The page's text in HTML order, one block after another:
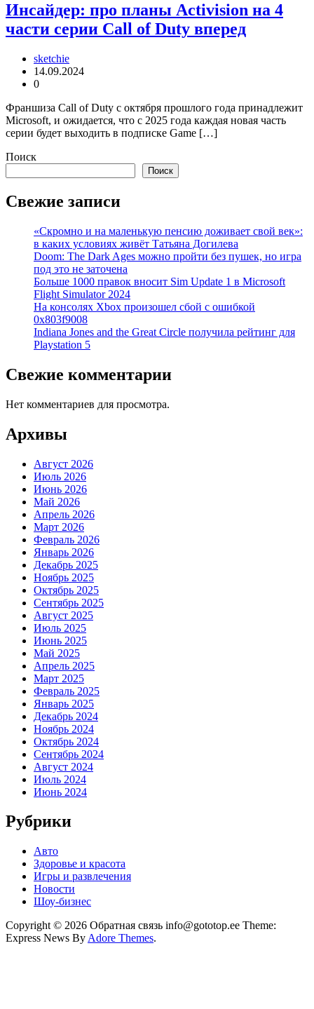
Инсайдер: про планы Activision на 4
части серии Call of Duty вперед
sketchie
14.09.2024
0
Франшиза Call of Duty с октября прошлого года принадлежит
Microsoft, и ожидается, что с 2025 года каждая новая часть
серии будет выходить в подписке Game […]
Поиск
Поиск
Свежие записи
«Скромно и на маленькую пенсию доживает свой век»:
в каких условиях живёт Татьяна Догилева
Doom: The Dark Ages можно пройти без пушек, но игра
под это не заточена
Больше 1000 правок вносит Sim Update 1 в Microsoft
Flight Simulator 2024
На консолях Xbox произошел сбой с ошибкой
0x803f9008
Indiana Jones and the Great Circle получила рейтинг для
Playstation 5
Свежие комментарии
Нет комментариев для просмотра.
Архивы
Август 2026
Июль 2026
Июнь 2026
Май 2026
Апрель 2026
Март 2026
Февраль 2026
Январь 2026
Декабрь 2025
Ноябрь 2025
Октябрь 2025
Сентябрь 2025
Август 2025
Июль 2025
Июнь 2025
Май 2025
Апрель 2025
Март 2025
Февраль 2025
Январь 2025
Декабрь 2024
Ноябрь 2024
Октябрь 2024
Сентябрь 2024
Август 2024
Июль 2024
Июнь 2024
Рубрики
Авто
Здоровье и красота
Игры и развлечения
Новости
Шоу-бизнес
Copyright © 2026 Обратная связь info@gototop.ee Theme:
Express News By Adore Themes.